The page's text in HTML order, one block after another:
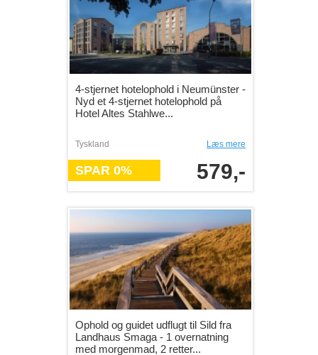
4-stjernet hotelophold i Neumünster -
Nyd et 4-stjernet hotelophold på
Hotel Altes Stahlwe...
Tyskland Læs mere
SPAR 0% 579,-
Ophold og guidet udflugt til Sild fra
Landhaus Smaga - 1 overnatning
med morgenmad, 2 retter...